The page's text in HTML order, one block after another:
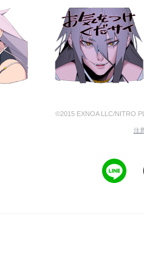
©2015 EXNOA LLC/NITRO
注